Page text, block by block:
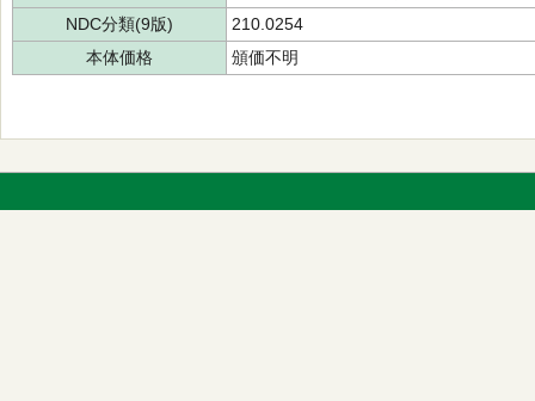
NDC分類(9版)
210.0254
本体価格
頒価不明